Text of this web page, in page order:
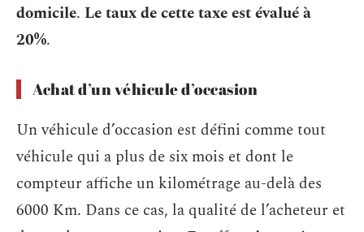
domicile. Le taux de cette taxe est évalué à
20%.
Achat d’un véhicule d’occasion
Un véhicule d’occasion est défini comme tout
véhicule qui a plus de six mois et dont le
compteur affiche un kilométrage au-delà des
6000 Km. Dans ce cas, la qualité de l’acheteur et